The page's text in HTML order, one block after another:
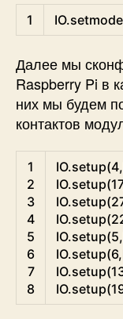
1 IO.setmode
Далее мы
Raspberry Pi в
них мы будем
контактов
1
2
3
4
5
6
7
8
IO.setup(4,
IO.setup(17
IO.setup(
IO.setup(
IO.setup(5,
IO.setup(6,
IO.setup(
IO.setup(